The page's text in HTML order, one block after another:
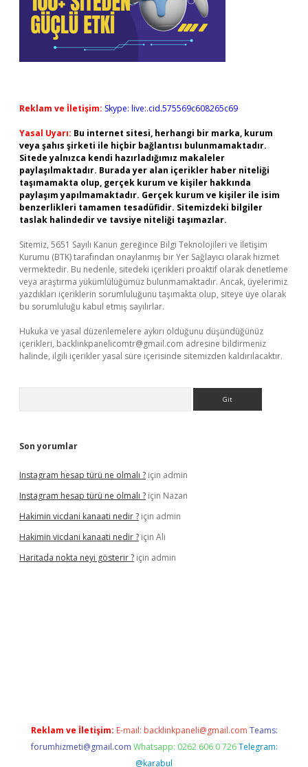
Reklam ve İletişim: Skype: live:.cid.575569c608265c69
Yasal Uyarı: Bu internet sitesi, herhangi bir marka, kurum
veya şahıs şirketi ile hiçbir bağlantısı bulunmamaktadır.
Sitede yalnızca kendi hazırladığımız makaleler
paylaşılmaktadır. Burada yer alan içerikler haber niteliği
taşımamakta olup, gerçek kurum ve kişiler hakkında
paylaşım yapılmamaktadır. Gerçek kurum ve kişiler ile isim
benzerlikleri tamamen tesadüfidir. Sitemizdeki bilgiler
taslak halindedir ve tavsiye niteliği taşımazlar.
Sitemiz, 5651 Sayılı Kanun gereğince Bilgi Teknolojileri ve İletişim
Kurumu (BTK) tarafından onaylanmış bir Yer Sağlayıcı olarak hizmet
vermektedir. Bu nedenle, sitedeki içerikleri proaktif olarak denetleme
veya araştırma yükümlülüğümüz bulunmamaktadır. Ancak, üyelerimiz
yazdıkları içeriklerin sorumluluğunu taşımakta olup, siteye üye olarak
bu sorumluluğu kabul etmiş sayılırlar.
Hukuka ve yasal düzenlemelere aykırı olduğunu düşündüğünüz
içerikleri, backlinkpanelicomtr@gmail.com adresine bildirmeniz
halinde, ilgili içerikler yasal süre içerisinde sitemizden kaldırılacaktır.
Son yorumlar
Instagram hesap türü ne olmalı ? için admin
Instagram hesap türü ne olmalı ? için Nazan
Hakimin vicdani kanaati nedir ? için admin
Hakimin vicdani kanaati nedir ? için Ali
Haritada nokta neyi gösterir ? için admin
Reklam ve İletişim: E-mail: backlinkpaneli@gmail.com Teams:
forumhizmeti@gmail.com Whatsapp: 0262 606 0 726 Telegram:
@karabul